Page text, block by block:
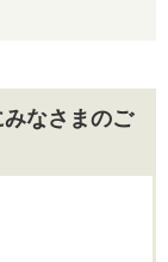
なさまのご